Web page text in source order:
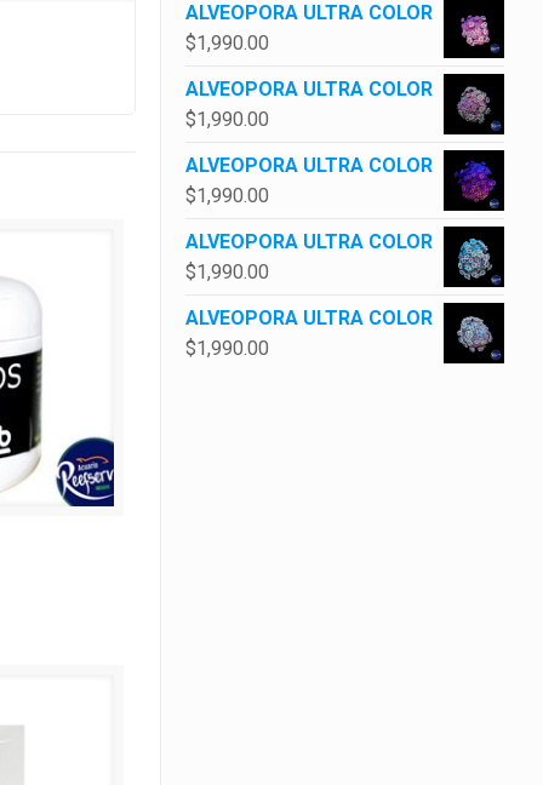
ALVEOPORA ULTRA COLOR
$1,990.00
ALVEOPORA ULTRA COLOR
$1,990.00
ALVEOPORA ULTRA COLOR
$1,990.00
ALVEOPORA ULTRA COLOR
$1,990.00
ALVEOPORA ULTRA COLOR
$1,990.00